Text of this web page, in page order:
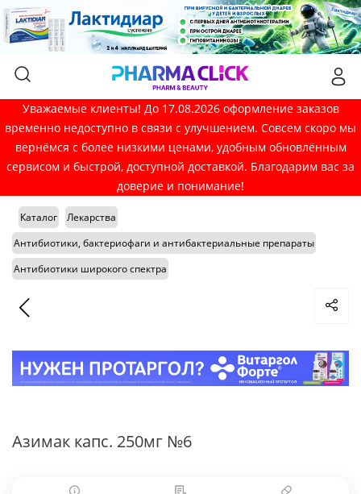
Уважаемые клиенты! До 17.08.2026 оформление заказов
временно недоступно в связи с улучшением. Совсем скоро мы
вернёмся с более низкими ценами, удобным обновлённым
сервисом и быстрой, доступной доставкой. Благодарим вас за
доверие и понимание!
Каталог
Лекарства
Антибиотики, бактериофаги и антибактериальные препараты
Антибиотики широкого спектра
Азимак капс. 250мг №6